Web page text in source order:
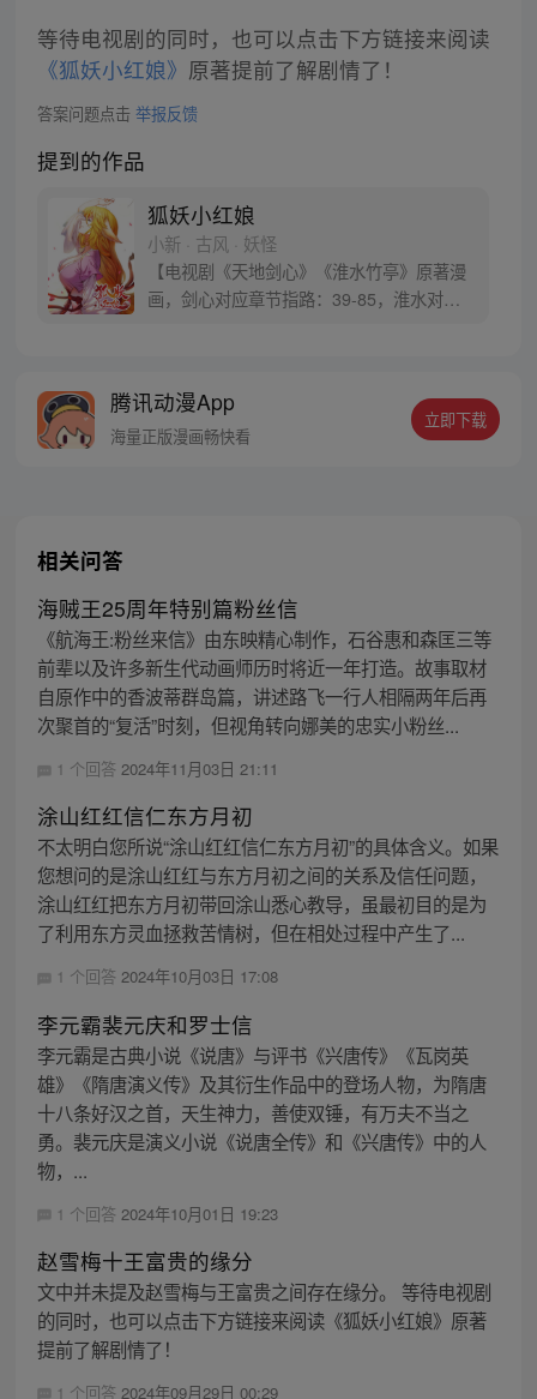
等待电视剧的同时，也可以点击下方链接来阅读
《狐妖小红娘》 原著提前了解剧情了！
答案问题点击 举报反馈
提到的作品
狐妖小红娘
小新 · 古风 · 妖怪
【电视剧《天地剑心》《淮水竹亭》原著漫
画，剑心对应章节指路：39-85，淮水对应
腾讯动漫App
海量正版漫画畅快看
立即下载
相关问答
海贼王25周年特别篇粉丝信
《航海王:粉丝来信》由东映精心制作，石谷惠和森匡三等
前辈以及许多新生代动画师历时将近一年打造。故事取材
自原作中的香波蒂群岛篇，讲述路飞一行人相隔两年后再
次聚首的“复活”时刻，但视角转向娜美的忠实小粉丝...
1 个回答 2024年11月03日 21:11
涂山红红信仁东方月初
不太明白您所说“涂山红红信仁东方月初”的具体含义。如果
您想问的是涂山红红与东方月初之间的关系及信任问题，
涂山红红把东方月初带回涂山悉心教导，虽最初目的是为
了利用东方灵血拯救苦情树，但在相处过程中产生了...
1 个回答 2024年10月03日 17:08
李元霸裴元庆和罗士信
李元霸是古典小说《说唐》与评书《兴唐传》《瓦岗英
雄》《隋唐演义传》及其衍生作品中的登场人物，为隋唐
十八条好汉之首，天生神力，善使双锤，有万夫不当之
勇。裴元庆是演义小说《说唐全传》和《兴唐传》中的人
物，...
1 个回答 2024年10月01日 19:23
赵雪梅十王富贵的缘分
文中并未提及赵雪梅与王富贵之间存在缘分。 等待电视剧
的同时，也可以点击下方链接来阅读《狐妖小红娘》原著
提前了解剧情了！
1 个回答 2024年09月29日 00:29